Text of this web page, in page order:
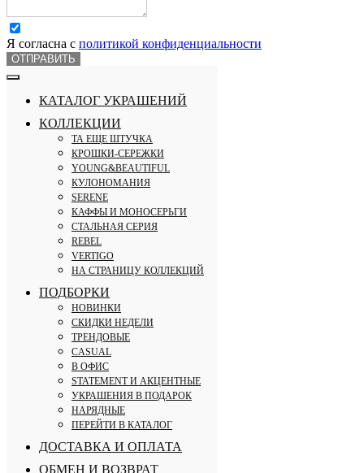
Я согласна с политикой конфиденциальности
ОТПРАВИТЬ
КАТАЛОГ УКРАШЕНИЙ
КОЛЛЕКЦИИ
ТА ЕЩЕ ШТУЧКА
КРОШКИ-СЕРЕЖКИ
YOUNG&BEAUTIFUL
КУЛОНОМАНИЯ
SERENE
КАФФЫ И МОНОСЕРЬГИ
СТАЛЬНАЯ СЕРИЯ
REBEL
VERTIGO
НА СТРАНИЦУ КОЛЛЕКЦИЙ
ПОДБОРКИ
НОВИНКИ
СКИДКИ НЕДЕЛИ
ТРЕНДОВЫЕ
CASUAL
В ОФИС
STATEMENT И АКЦЕНТНЫЕ
УКРАШЕНИЯ В ПОДАРОК
НАРЯДНЫЕ
ПЕРЕЙТИ В КАТАЛОГ
ДОСТАВКА И ОПЛАТА
ОБМЕН И ВОЗВРАТ